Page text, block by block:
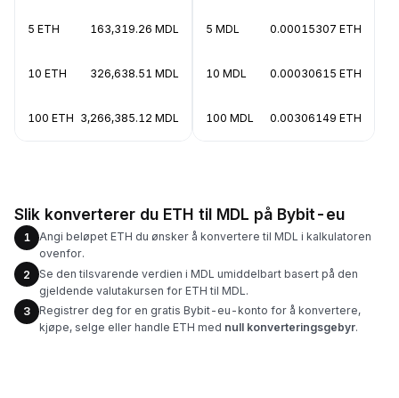
5 ETH 163,319.26 MDL
10 ETH 326,638.51 MDL
100 ETH 3,266,385.12 MDL
5 MDL 0.00015307 ETH
10 MDL 0.00030615 ETH
100 MDL 0.00306149 ETH
Slik konverterer du ETH til MDL på Bybit-eu
1
Angi beløpet ETH du ønsker å konvertere til MDL i kalkulatoren
ovenfor.
2
Se den tilsvarende verdien i MDL umiddelbart basert på den
gjeldende valutakursen for ETH til MDL.
3
Registrer deg for en gratis Bybit-eu-konto for å konvertere,
kjøpe, selge eller handle ETH med null konverteringsgebyr.